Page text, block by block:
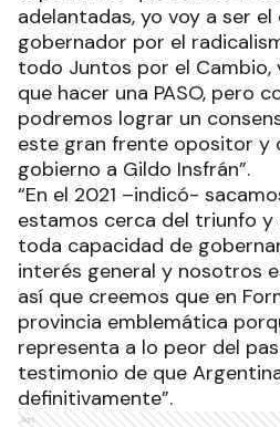
adelantadas, yo voy a ser
gobernador por el
todo Juntos por el Cambio,
que hacer una PASO, pero
podremos lograr un
este gran frente opositor y
gobierno a Gildo Insfrán”.
“En el 2021 –indicó-
estamos cerca del triunfo y
toda capacidad de
interés general y nosotros
así que creemos que en
provincia emblemática
representa a lo peor del
testimonio de que
definitivamente”.
Ads